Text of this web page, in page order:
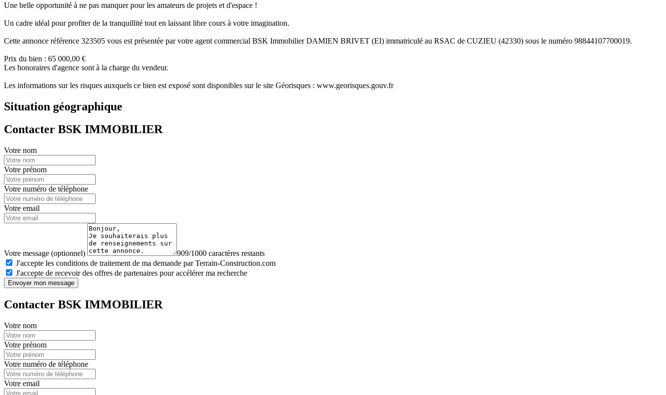
Une belle opportunité à ne pas manquer pour les amateurs de projets et d'espace !
Un cadre idéal pour profiter de la tranquillité tout en laissant libre cours à votre imagination.
Cette annonce référence 323505 vous est présentée par votre agent commercial BSK Immobilier DAMIEN BRIVET (EI) immatriculé au RSAC de CUZIEU (42330) sous le numéro 98844107700019.
Prix du bien : 65 000,00 €
Les honoraires d'agence sont à la charge du vendeur.
Les informations sur les risques auxquels ce bien est exposé sont disponibles sur le site Géorisques : www.georisques.gouv.fr
Situation géographique
Contacter BSK IMMOBILIER
Votre nom
Votre prénom
Votre numéro de téléphone
Votre email
Votre message (optionnel)
909/1000 caractères restants
J'accepte les conditions de traitement de ma demande par Terrain-Construction.com
J'accepte de recevoir des offres de partenaires pour accélérer ma recherche
Envoyer mon message
Contacter BSK IMMOBILIER
Votre nom
Votre prénom
Votre numéro de téléphone
Votre email